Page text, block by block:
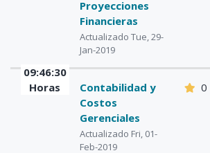
Proyecciones
Financieras
Actualizado Tue, 29-
Jan-2019
09:46:30
Horas
Contabilidad y
Costos
Gerenciales
Actualizado Fri, 01-
Feb-2019
0